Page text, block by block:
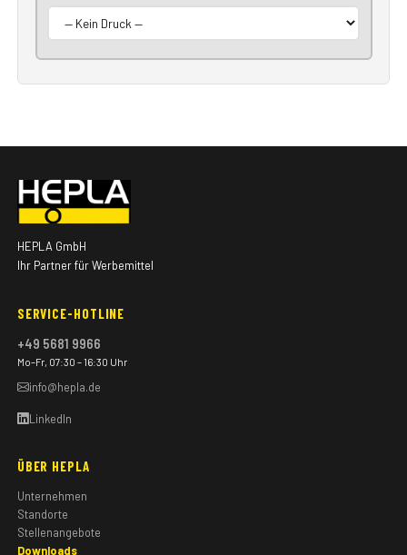
HEPLA GmbH
Ihr Partner für Werbemittel
SERVICE-HOTLINE
+49 5681 9966
Mo–Fr, 07:30 – 16:30 Uhr
info@hepla.de
LinkedIn
ÜBER HEPLA
Unternehmen
Standorte
Stellenangebote
Downloads